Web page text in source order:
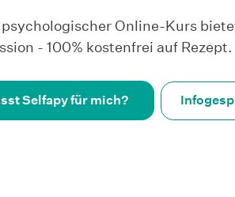
psychologischer Online-Kurs
- 100% kostenfrei auf Rezept.
Selfapy für mich?